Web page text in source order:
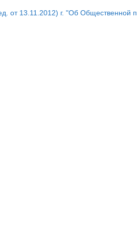
от 13.11.2012) г. "Об Общественной